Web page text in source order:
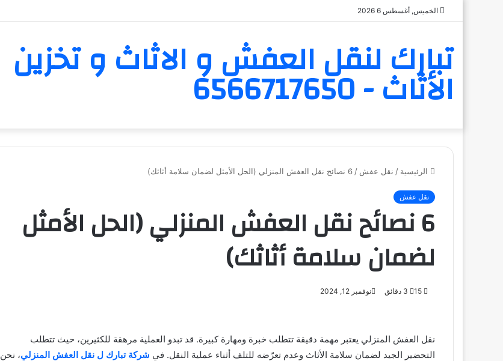
الخميس, أغسطس 6 2026
تبارك لنقل العفش و الاثاث و تخزين
الأثاث - 6566717650
الرئيسية / نقل عفش / 6 نصائح نقل العفش المنزلي (الحل الأمثل لضمان سلامة أثاثك)
نقل عفش
6 نصائح نقل العفش المنزلي (الحل الأمثل
لضمان سلامة أثاثك)
نوفمبر 12, 2024 15
نقل العفش المنزلي يعتبر مهمة دقيقة تتطلب خبرة ومهارة كبيرة. قد تبدو العملية مرهقة للكثيرين، حيث تتطلب
التحضير الجيد لضمان سلامة الأثاث وعدم تعرّضه للتلف أثناء عملية النقل. في شركة تبارك ل نقل العفش المنزلي، نحن